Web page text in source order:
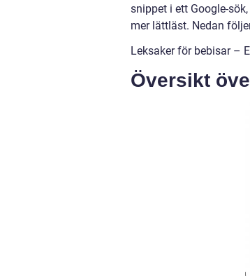
snippet i ett Google-
mer lättläst. Nedan
Leksaker för bebisar –
Översikt